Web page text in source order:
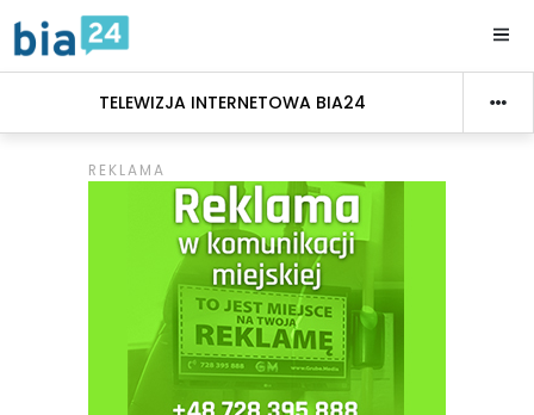
TELEWIZJA INTERNETOWA BIA24